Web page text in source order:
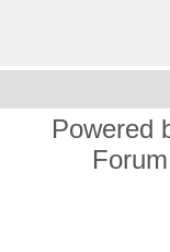
Powered